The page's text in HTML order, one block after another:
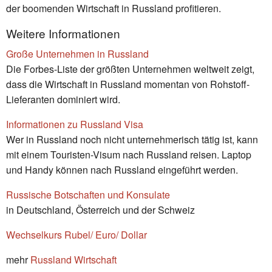
der boomenden Wirtschaft in Russland profitieren.
Weitere Informationen
Große Unternehmen in Russland
Die Forbes-Liste der größten Unternehmen weltweit zeigt,
dass die Wirtschaft in Russland momentan von Rohstoff-
Lieferanten dominiert wird.
Informationen zu Russland Visa
Wer in Russland noch nicht unternehmerisch tätig ist, kann
mit einem Touristen-Visum nach Russland reisen. Laptop
und Handy können nach Russland eingeführt werden.
Russische Botschaften und Konsulate
in Deutschland, Österreich und der Schweiz
Wechselkurs Rubel/ Euro/ Dollar
mehrRussland Wirtschaft